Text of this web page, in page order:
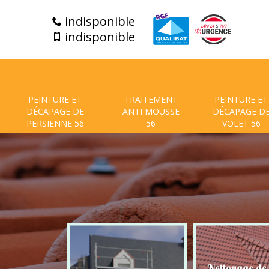
indisponible
indisponible
PEINTURE ET
DÉCAPAGE DE
PERSIENNE 56
TRAITEMENT
ANTI MOUSSE
56
PEINTURE ET
DÉCAPAGE
VOLET 56